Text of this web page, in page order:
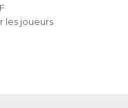
les joueurs